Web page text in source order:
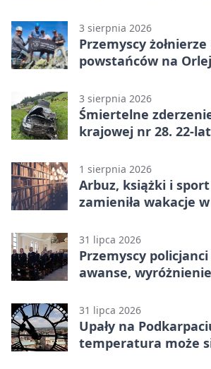
3 sierpnia 2026
Przemyscy
powstańców na
3 sierpnia 2026
Śmiertelne
krajowej nr 28. 22-
1 sierpnia 2026
Arbuz, książki i
zamieniła wakacje
31 lipca 2026
Przemyscy
awanse,
31 lipca 2026
Upały na
temperatura może